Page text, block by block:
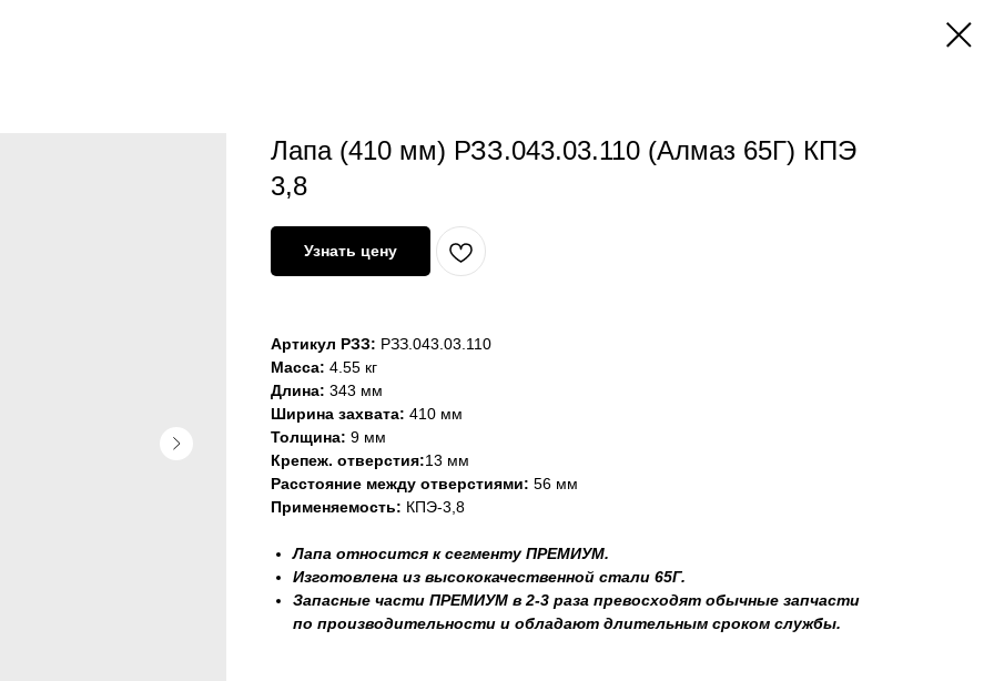
Лапа (410 мм) РЗЗ.043.03.110 (Алмаз 65Г) КПЭ
3,8
Узнать цену
Артикул РЗЗ: РЗЗ.043.03.110
Масса: 4.55 кг
Длина: 343 мм
Ширина захвата: 410 мм
Толщина: 9 мм
Крепеж. отверстия:13 мм
Расстояние между отверстиями: 56 мм
Применяемость: КПЭ-3,8
Лапа относится к сегменту ПРЕМИУМ.
Изготовлена из высококачественной стали 65Г.
Запасные части ПРЕМИУМ в 2-3 раза превосходят обычные запчасти
по производительности и обладают длительным сроком службы.